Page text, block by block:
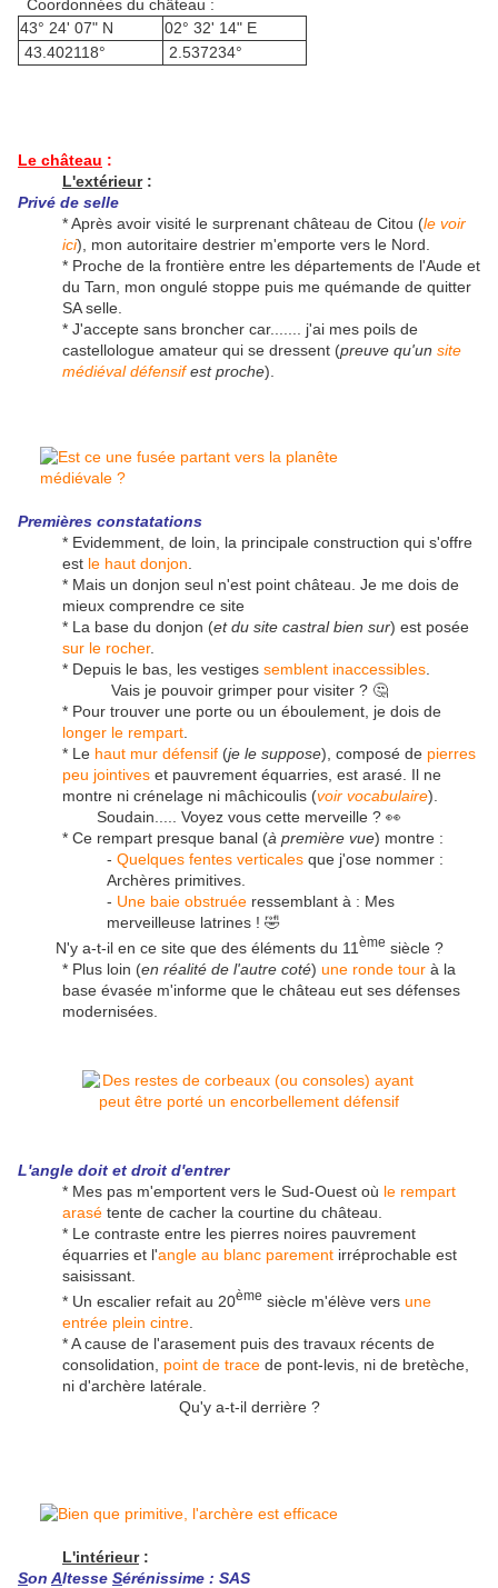
Coordonnées du château :
43° 24' 07" N
02° 32' 14" E
43.402118°
2.537234°
Le château :
L'extérieur:
Privé de selle
* Après avoir visité le surprenant château de Citou (le voir
ici), mon autoritaire destrier m'emporte vers le Nord.
* Proche de la frontière entre les départements de l'Aude et
du Tarn, mon ongulé stoppe puis me quémande de quitter
SA selle.
* J'accepte sans broncher car....... j'ai mes poils de
castellologue amateur qui se dressent (preuve qu'un site
médiéval défensifest proche).
Premières constatations
* Evidemment, de loin, la principale construction qui s'offre
est le haut donjon
* Mais un donjon seul n'est point château. Je me dois de
mieux comprendre ce site
* La base du donjon (et du site castral bien sur) est posée
sur le rocher.
* Depuis le bas, les vestiges semblent inaccessibles
Vais je pouvoir grimper pour visiter ? 🤔
* Pour trouver une porte ou un éboulement, je dois de
longer le rempart
* Le haut mur défensif (je le suppose), composé de pierres
peu jointives et pauvrement équarries, est arasé. Il ne
montre ni crénelage ni mâchicoulis (voir vocabulaire).
Soudain..... Voyez vous cette merveille ? 👀
* Ce rempart presque banal (à première vue) montre :
- Quelques fentes verticales que j'ose nommer :
Archères primitives.
- Une baie obstruée ressemblant à : Mes
merveilleuse latrines ! 🤣
N'y a-t-il en ce site que des éléments du 11 ème siècle ?
* Plus loin (en réalité de l'autre coté) une ronde tour à la
base évasée m'informe que le château eut ses défenses
modernisées.
L'angle doit et droit d'entrer
* Mes pas m'emportent vers le Sud-Ouest où le rempart
arasé tente de cacher la courtine du château.
* Le contraste entre les pierres noires pauvrement
équarries et l'angle au blanc parement irréprochable est
saisissant.
* Un escalier refait au 20ème siècle m'élève vers une
entrée plein cintre
* A cause de l'arasement puis des travaux récents de
consolidation, point de trace de pont-levis, ni de bretèche,
ni d'archère latérale.
Qu'y a-t-il derrière ?
L'intérieur:
Son Altesse Sérénissime : SAS